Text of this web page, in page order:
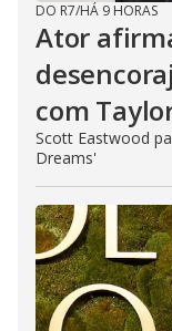
DO R7/HÁ 9 HORAS
Ator
com
Scott Eastwood
Dreams'